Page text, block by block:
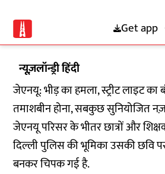
Get app
न्यूज़लॉन्ड्री हिंदी
जेएनयू: भीड़ का हमला, स्ट्रीट लाइट
तमाशबीन होना, सबकुछ सुनियोजित
जेएनयू परिसर के भीतर छात्रों और
दिल्ली पुलिस की भूमिका उसकी छवि
बनकर चिपक गई है.